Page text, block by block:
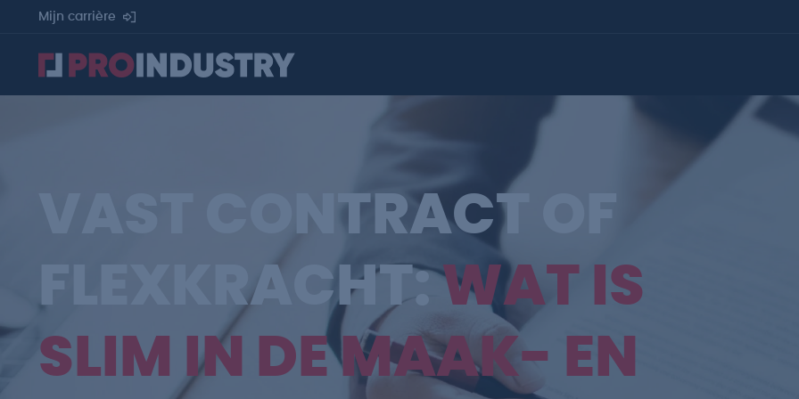
Mijn carrière
VAST CONTRACT OF
FLEXKRACHT:WAT IS
SLIM IN DE MAAK- EN